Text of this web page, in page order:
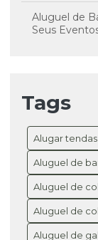
Aluguel de
Seus
Aluguel de
Eventos em
Aluguel de
Completo
Aluguel de
Eventos e
Aluguel de
Tags
Alugar
Aluguel de
Aluguel de
Aluguel de
Aluguel de